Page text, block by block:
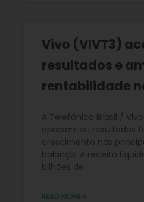
Vivo (VIVT3)
resultados e
rentabilidade
A Telefônica Brasil /
apresentou resultados
crescimento nas
balanço. A receita
bilhões de
READ MORE »